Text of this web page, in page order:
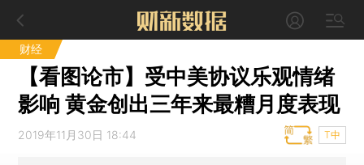
财经
【看图论市】受中美协议乐观情绪
影响 黄金创出三年来最糟月度表现
2019年11月30日 18:44 T中